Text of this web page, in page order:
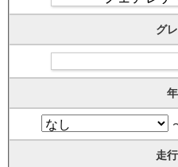
グ
走